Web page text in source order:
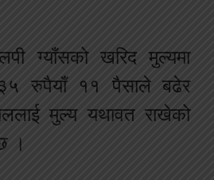
ग्याँसको खरिद मुल्यमा
३५ रुपैयाँ ११ पैसाले बढेर
मुल्य यथावत राखेको
।